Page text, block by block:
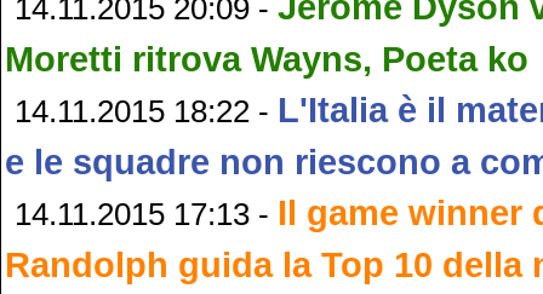
14.11.2015 20:09 -
Moretti ritrova Wayns, Poeta ko
14.11.2015 18:22 - L'Italia è il
e le squadre non riescono a
14.11.2015 17:13 - Il game winner
Randolph guida la Top 10 della